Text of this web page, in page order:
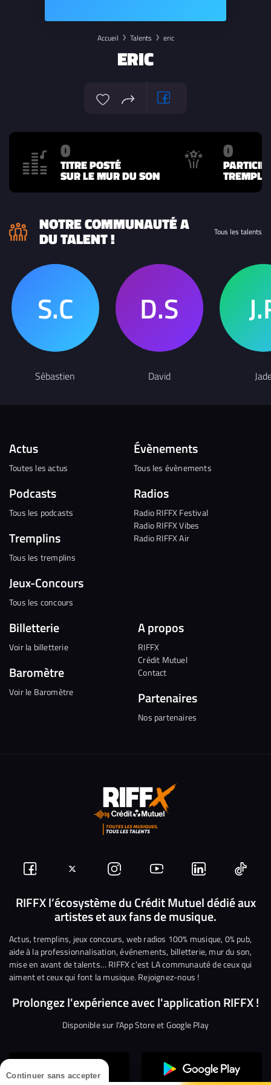
Continuer sans accepter
Accueil Talents eric
ERIC
0
TITRE POSTÉ
SUR LE MUR DU SON
0
NOTRE COMMUNAUTÉ A
DU TALENT ! Tous les talents
Sébastien David
Actus
Toutes les actus
Podcasts
Tous les podcasts
Tremplins
Tous les tremplins
Jeux-Concours
Tous les concours
Évènements
Tous les évènements
Radios
Radio RIFFX Festival
Radio RIFFX Vibes
Radio RIFFX Air
Billetterie
Voir la billetterie
Baromètre
Voir le Baromètre
A propos
RIFFX
Crédit Mutuel
Contact
Partenaires
Nos partenaires
Suivez-
nous
Facebook
Suivez-
nous
sur
Twitter
Nous
rejoindre
sur
Instagram
Nous
rejoindre
sur
YouTube
Nous
rejoindre
sur
Linkedin
Nous
RIFFX l’écosystème du Crédit Mutuel dédié aux
artistes et aux fans de musique.
Actus, tremplins, jeux concours, web radios 100% musique, 0% pub,
aide à la professionnalisation, événements, billetterie, mur du son,
mise en avant de talents… RIFFX c’est LA communauté de ceux qui
aiment et ceux qui font la musique. Rejoignez-nous !
Prolongez l'expérience avec l'application RIFFX !
Disponible sur l'App Store et Google Play